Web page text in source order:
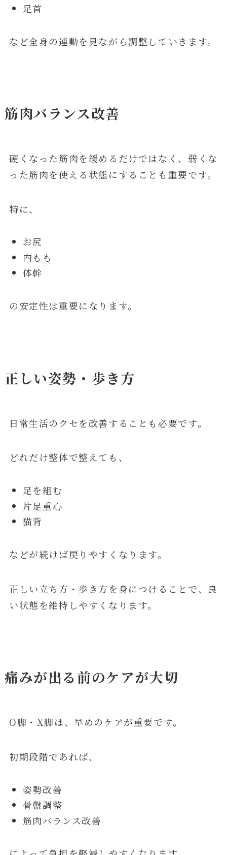
足首
など全身の連動を見ながら調整していきます。
筋肉バランス改善
硬くなった筋肉を緩めるだけではなく、弱くな
った筋肉を使える状態にすることも重要です。
特に、
お尻
内もも
体幹
の安定性は重要になります。
正しい姿勢・歩き方
日常生活のクセを改善することも必要です。
どれだけ整体で整えても、
足を組む
片足重心
猫背
などが続けば戻りやすくなります。
正しい立ち方・歩き方を身につけることで、良
い状態を維持しやすくなります。
痛みが出る前のケアが大切
O脚・X脚は、早めのケアが重要です。
初期段階であれば、
姿勢改善
骨盤調整
筋肉バランス改善